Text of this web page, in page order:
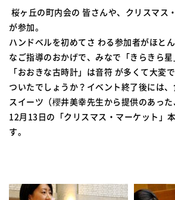
桜ヶ丘の町内会の 皆さんや、クリスマス
が参加。
ハンドベルを初めてさ わる参加者がほと
なご指導のおかげで、みなで「きらきら星
「おおきな古時計」は音符 が多くて大
ついたでしょうか？イベント終了後には
スイーツ（櫻井美幸先生から提供のあっ
12月13日の「クリスマス・マーケット」
す。